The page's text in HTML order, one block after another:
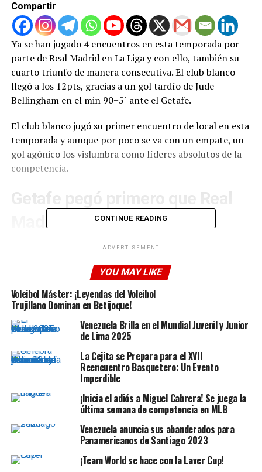
Compartir
Ya se han jugado 4 encuentros en esta temporada por
parte de Real Madrid en La Liga y con ello, también su
cuarto triunfo de manera consecutiva. El club blanco
llegó a los 12pts, gracias a un gol tardío de Jude
Bellingham en el min 90+5´ ante el Getafe.
El club blanco jugó su primer encuentro de local en esta
temporada y aunque por poco se va con un empate, un
gol agónico los vislumbra como líderes absolutos de la
competencia.
Getafe pegó primero que Real
Madrid
El goleador del campeonato en este momento es Jude
apenas 4 jornadas del campeonato, pero hubo que
sudarla mucho más de lo que se esperaba.
Borja Mayoral, canterano del club blanco, fue quien
adelantó el marcador del Getafe, al minuto 10´ del
CONTINUE READING
ADVERTISEMENT
YOU MAY LIKE
Voleibol Máster: ¡Leyendas del Voleibol
Trujillano Dominan en Betijoque!
Venezuela Brilla en el Mundial Juvenil y Junior
de Lima 2025
La Cejita se Prepara para el XVII
Reencuentro Basquetero: Un Evento
Imperdible
¡Inicia el adiós a Miguel Cabrera! Se juega la
última semana de competencia en MLB
Venezuela anuncia sus abanderados para
Panamericanos de Santiago 2023
¡Team World se hace con la Laver Cup!